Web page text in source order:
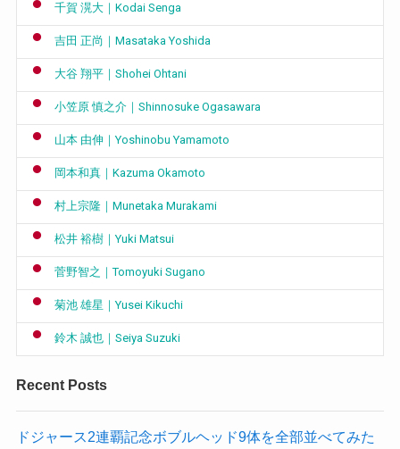
千賀 滉大｜Kodai Senga
吉田 正尚｜Masataka Yoshida
大谷 翔平｜Shohei Ohtani
小笠原 慎之介｜Shinnosuke Ogasawara
山本 由伸｜Yoshinobu Yamamoto
岡本和真｜Kazuma Okamoto
村上宗隆｜Munetaka Murakami
松井 裕樹｜Yuki Matsui
菅野智之｜Tomoyuki Sugano
菊池 雄星｜Yusei Kikuchi
鈴木 誠也｜Seiya Suzuki
Recent Posts
ドジャース2連覇記念ボブルヘッド9体を全部並べてみた